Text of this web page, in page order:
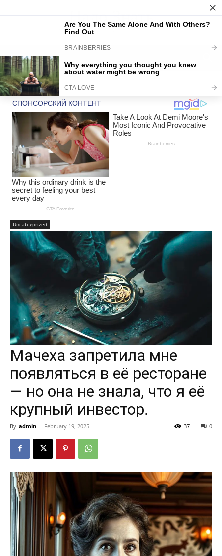
Надо Знать
DISCOVER THE ART OF PUBLISHING
Home Uncategorized
Uncategorized
Мачеха запретила мне
появляться в её ресторане
— но она не знала, что я её
крупный инвестор.
By admin - February 19, 2025 0
37